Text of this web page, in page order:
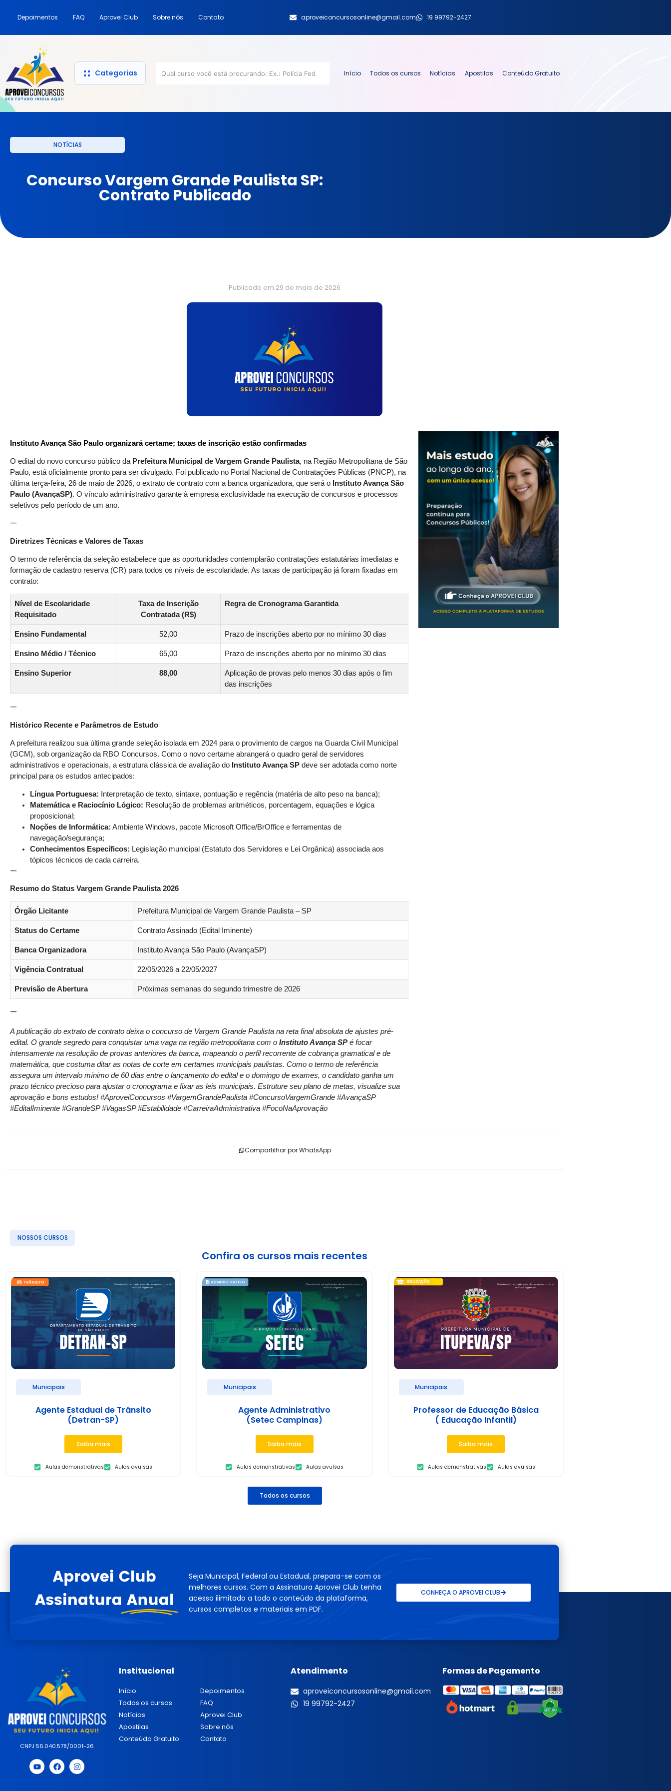
Depoimentos FAQ Aprovei Club Sobre nós Contato aproveiconcursosonline@gmail.com 19 99792-2427
Categorias Início Todos os cursos Notícias Apostilas Conteúdo Gratuito
NOTÍCIAS
Concurso Vargem Grande Paulista SP:
Contrato Publicado
Publicado em 29 de maio de 2026
Instituto Avança São Paulo organizará certame; taxas de inscrição estão confirmadas
O edital do novo concurso público da Prefeitura Municipal de Vargem Grande Paulista, na Região Metropolitana de São
Paulo, está oficialmente pronto para ser divulgado. Foi publicado no Portal Nacional de Contratações Públicas (PNCP), na
última terça-feira, 26 de maio de 2026, o extrato de contrato com a banca organizadora, que será o Instituto Avança São
Paulo (AvançaSP). O vínculo administrativo garante à empresa exclusividade na execução de concursos e processos
seletivos pelo período de um ano.
—
Diretrizes Técnicas e Valores de Taxas
O termo de referência da seleção estabelece que as oportunidades contemplarão contratações estatutárias imediatas e
formação de cadastro reserva (CR) para todos os níveis de escolaridade. As taxas de participação já foram fixadas em
contrato:
Nível de Escolaridade
Requisitado
Taxa de Inscrição
Contratada (R$)
Regra de Cronograma Garantida
Ensino Fundamental 52,00 Prazo de inscrições aberto por no mínimo 30 dias
Ensino Médio / Técnico 65,00 Prazo de inscrições aberto por no mínimo 30 dias
Ensino Superior 88,00
Aplicação de provas pelo menos 30 dias após o fim
das inscrições
—
Histórico Recente e Parâmetros de Estudo
A prefeitura realizou sua última grande seleção isolada em 2024 para o provimento de cargos na Guarda Civil Municipal
(GCM), sob organização da RBO Concursos. Como o novo certame abrangerá o quadro geral de servidores
administrativos e operacionais, a estrutura clássica de avaliação do Instituto Avança SP deve ser adotada como norte
principal para os estudos antecipados:
Língua Portuguesa: Interpretação de texto, sintaxe, pontuação e regência (matéria de alto peso na banca);
Matemática e Raciocínio Lógico: Resolução de problemas aritméticos, porcentagem, equações e lógica
proposicional;
Noções de Informática: Ambiente Windows, pacote Microsoft Office/BrOffice e ferramentas de
navegação/segurança;
Conhecimentos Específicos: Legislação municipal (Estatuto dos Servidores e Lei Orgânica) associada aos
tópicos técnicos de cada carreira.
—
Resumo do Status Vargem Grande Paulista 2026
Órgão Licitante Prefeitura Municipal de Vargem Grande Paulista – SP
Status do Certame Contrato Assinado (Edital Iminente)
Banca Organizadora Instituto Avança São Paulo (AvançaSP)
Vigência Contratual 22/05/2026 a 22/05/2027
Previsão de Abertura Próximas semanas do segundo trimestre de 2026
—
A publicação do extrato de contrato deixa o concurso de Vargem Grande Paulista na reta final absoluta de ajustes pré-
edital. O grande segredo para conquistar uma vaga na região metropolitana com o Instituto Avança SP é focar
intensamente na resolução de provas anteriores da banca, mapeando o perfil recorrente de cobrança gramatical e de
matemática, que costuma ditar as notas de corte em certames municipais paulistas. Como o termo de referência
assegura um intervalo mínimo de 60 dias entre o lançamento do edital e o domingo de exames, o candidato ganha um
prazo técnico precioso para ajustar o cronograma e fixar as leis municipais. Estruture seu plano de metas, visualize sua
aprovação e bons estudos! #AproveiConcursos #VargemGrandePaulista #ConcursoVargemGrande #AvançaSP
#EditalIminente #GrandeSP #VagasSP #Estabilidade #CarreiraAdministrativa #FocoNaAprovação
Compartilhar por WhatsApp
NOSSOS CURSOS
Confira os cursos mais recentes
Municipais
Agente Estadual de Trânsito
(Detran-SP)
Saiba mais
Aulas demonstrativas Aulas avulsas
Municipais
Agente Administrativo
(Setec Campinas)
Saiba mais
Aulas demonstrativas Aulas avulsas
Municipais
Professor de Educação Básica
( Educação Infantil)
Saiba mais
Aulas demonstrativas Aulas avulsas
Todos os cursos
Seja Municipal, Federal ou Estadual, prepara-se com os
melhores cursos. Com a Assinatura Aprovei Club tenha
acesso ilimitado a todo o conteúdo da plataforma,
cursos completos e materiais em PDF.
CONHEÇA O APROVEI CLUB
CNPJ 56.040.578/0001-26
Institucional
Início
Todos os cursos
Notícias
Apostilas
Conteúdo Gratuito
Depoimentos
FAQ
Aprovei Club
Sobre nós
Contato
Atendimento
aproveiconcursosonline@gmail.com
19 99792-2427
Formas de Pagamento